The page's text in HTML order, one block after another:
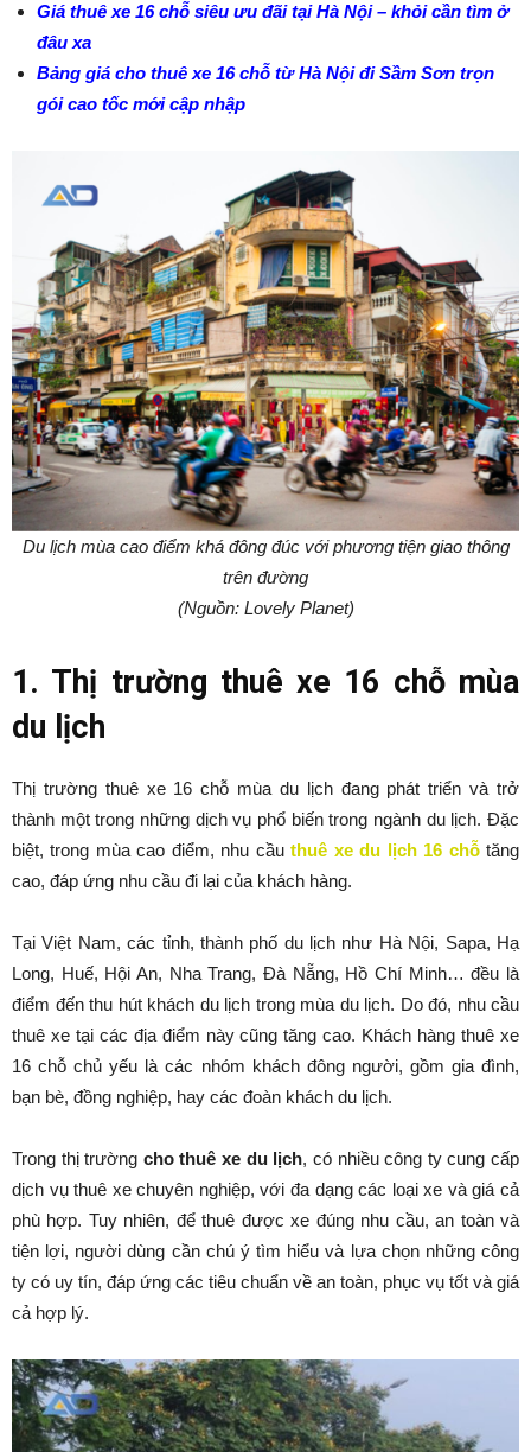
Giá thuê xe 16 chỗ siêu ưu đãi tại Hà Nội – khỏi cần tìm ở
đâu xa
Bảng giá cho thuê xe 16 chỗ từ Hà Nội đi Sầm Sơn trọn
gói cao tốc mới cập nhập
Du lịch mùa cao điểm khá đông đúc với phương tiện giao thông
trên đường
(Nguồn: Lovely Planet)
1. Thị trường thuê xe 16 chỗ mùa
du lịch
Thị trường thuê xe 16 chỗ mùa du lịch đang phát triển và trở
thành một trong những dịch vụ phổ biến trong ngành du lịch. Đặc
biệt, trong mùa cao điểm, nhu cầuthuê xe du lịch 16 chỗ tăng
cao, đáp ứng nhu cầu đi lại của khách hàng.
Tại Việt Nam, các tỉnh, thành phố du lịch như Hà Nội, Sapa, Hạ
Long, Huế, Hội An, Nha Trang, Đà Nẵng, Hồ Chí Minh… đều là
điểm đến thu hút khách du lịch trong mùa du lịch. Do đó, nhu cầu
thuê xe tại các địa điểm này cũng tăng cao. Khách hàng thuê xe
16 chỗ chủ yếu là các nhóm khách đông người, gồm gia đình,
bạn bè, đồng nghiệp, hay các đoàn khách du lịch.
Trong thị trường cho thuê xe du lịch, có nhiều công ty cung cấp
dịch vụ thuê xe chuyên nghiệp, với đa dạng các loại xe và giá cả
phù hợp. Tuy nhiên, để thuê được xe đúng nhu cầu, an toàn và
tiện lợi, người dùng cần chú ý tìm hiểu và lựa chọn những công
ty có uy tín, đáp ứng các tiêu chuẩn về an toàn, phục vụ tốt và giá
cả hợp lý.